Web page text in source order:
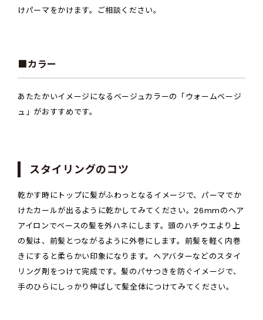
けパーマをかけます。ご相談ください。
■カラー
あたたかいイメージになるベージュカラーの「ウォームベージ
ュ」がおすすめです。
スタイリングのコツ
乾かす時にトップに髪がふわっとなるイメージで、パーマでか
けたカールが出るように乾かしてみてください。26mmのヘア
アイロンでベースの髪を外ハネにします。頭のハチウエより上
の髪は、前髪とつながるように外巻にします。前髪を軽く内巻
きにすると柔らかい印象になります。ヘアバターなどのスタイ
リング剤をつけて完成です。髪のパサつきを防ぐイメージで、
手のひらにしっかり伸ばして髪全体につけてみてください。